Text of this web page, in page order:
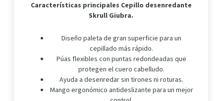
Características principales Cepillo desenredante
Skrull Giubra.
Diseño paleta de gran superficie para un
cepillado más rápido.
Púas flexibles con puntas redondeadas que
protegen el cuero cabelludo.
Ayuda a desenredar sin tirones ni roturas.
Mango ergonómico antideslizante para un mejor